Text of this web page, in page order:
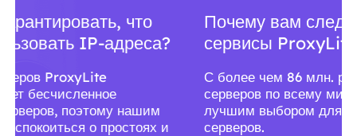
Почему вам следует использовать
сервисы ProxyLite для прокси?
С более чем 86 млн. резидентных прокси-
серверов по всему миру ProxyLite является
лучшим выбором для настоящих прокси-
серверов.